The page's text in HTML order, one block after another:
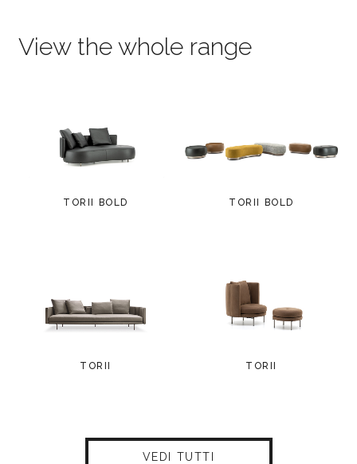
View the whole range
TORII BOLD TORII BOLD
TORII TORII
VEDI TUTTI